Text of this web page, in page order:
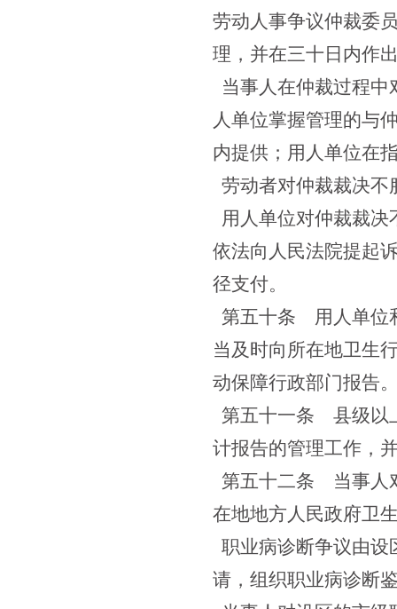
劳动人事争议仲裁委
理，并在三十日内作
当事人在仲裁过程
人单位掌握管理的与
内提供；用人单位在
劳动者对仲裁裁决不
用人单位对仲裁裁
依法向人民法院提起
径支付。
第五十条 用人单位
当及时向所在地卫生
动保障行政部门报告
第五十一条 县级以
计报告的管理工作，
第五十二条 当事人
在地地方人民政府卫
职业病诊断争议由设
请，组织职业病诊断